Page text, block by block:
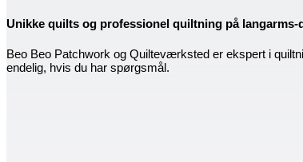
Unikke quilts og professionel quiltning på langarms-
Beo Beo Patchwork og Quilteværksted er ekspert i
endelig, hvis du har spørgsmål.